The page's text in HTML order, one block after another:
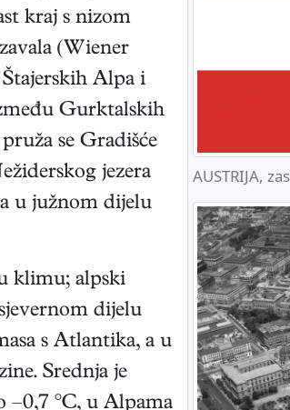
AUSTRIJA,
kraj s nizom
(Wiener
Alpa i
Gurktalskih
se Gradišće
jezera
u južnom dijelu
klimu; alpski
dijelu
s Atlantika, a u
Srednja je
–0,7 °C, u Alpama